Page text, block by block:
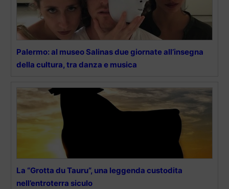
Palermo: al museo Salinas due giornate all’insegna
della cultura, tra danza e musica
La “Grotta du Tauru”, una leggenda custodita
nell’entroterra siculo